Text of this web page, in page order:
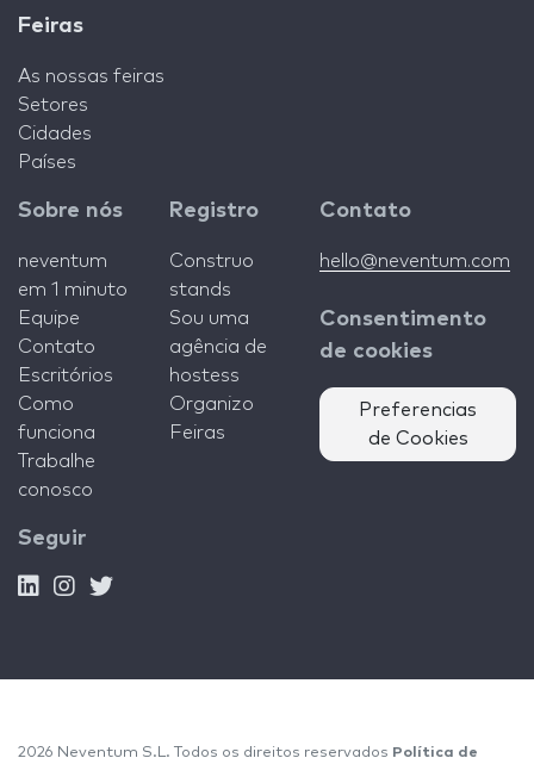
Feiras
As nossas feiras
Setores
Cidades
Países
Sobre nós
neventum
em 1 minuto
Equipe
Contato
Escritórios
Como
funciona
Trabalhe
conosco
Registro
Construo
stands
Sou uma
agência de
hostess
Organizo
Feiras
Contato
hello@neventum.com
Consentimento
de cookies
Preferencias
de Cookies
Seguir
2026 Neventum S.L. Todos os direitos reservados Política de